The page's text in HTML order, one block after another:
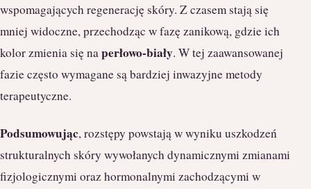
wspomagających regenerację skóry. Z czasem stają się
mniej widoczne, przechodząc w fazę zanikową, gdzie ich
kolor zmienia się na perłowo-biały. W tej zaawansowanej
fazie często wymagane są bardziej inwazyjne metody
terapeutyczne.
Podsumowując, rozstępy powstają w wyniku uszkodzeń
strukturalnych skóry wywołanych dynamicznymi zmianami
fizjologicznymi oraz hormonalnymi zachodzącymi w